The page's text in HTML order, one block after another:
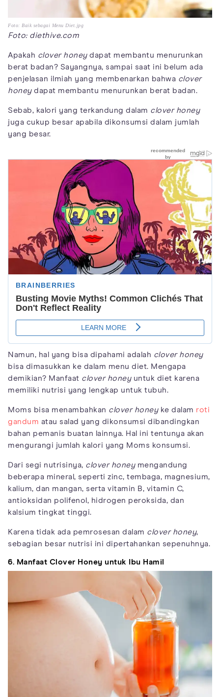
Foto: Baik sebagai Menu Diet.jpg
Foto: diethive.com
Apakah clover honeydapat membantu menurunkan
berat badan? Sayangnya, sampai saat ini belum ada
penjelasan ilmiah yang membenarkan bahwa clover
honeydapat membantu menurunkan berat badan.
Sebab, kalori yang terkandung dalam clover honey
juga cukup besar apabila dikonsumsi dalam jumlah
yang besar.
Namun, hal yang bisa dipahami adalah clover honey
bisa dimasukkan ke dalam menu diet. Mengapa
demikian? Manfaat clover honeyuntuk diet karena
memiliki nutrisi yang lengkap untuk tubuh.
Moms bisa menambahkan clover honeyke dalam roti
gandum atau salad yang dikonsumsi dibandingkan
bahan pemanis buatan lainnya. Hal ini tentunya akan
mengurangi jumlah kalori yang Moms konsumsi.
Dari segi nutrisinya, clover honeymengandung
beberapa mineral, seperti zinc, tembaga, magnesium,
kalium, dan mangan, serta vitamin B, vitamin C,
antioksidan polifenol, hidrogen peroksida, dan
kalsium tingkat tinggi.
Karena tidak ada pemrosesan dalam clover honey,
sebagian besar nutrisi ini dipertahankan sepenuhnya.
6. Manfaat Clover Honey untuk Ibu Hamil